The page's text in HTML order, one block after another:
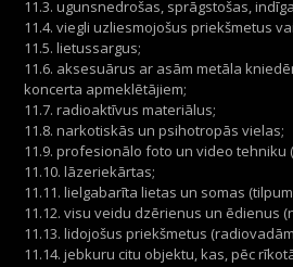
11.3. ugunsnedrošas, sprāgstošas,
11.4. viegli uzliesmojošus priekšmetus
11.5. lietussargus;
11.6. aksesuārus ar asām metāla
koncerta apmeklētājiem;
11.7. radioaktīvus materiālus;
11.8. narkotiskās un psihotropās vielas;
11.9. profesionālo foto un video
11.10. lāzeriekārtas;
11.11. lielgabarīta lietas un somas
11.12. visu veidu dzērienus un ēdienus
11.13. lidojošus priekšmetus
11.14. jebkuru citu objektu, kas, pēc